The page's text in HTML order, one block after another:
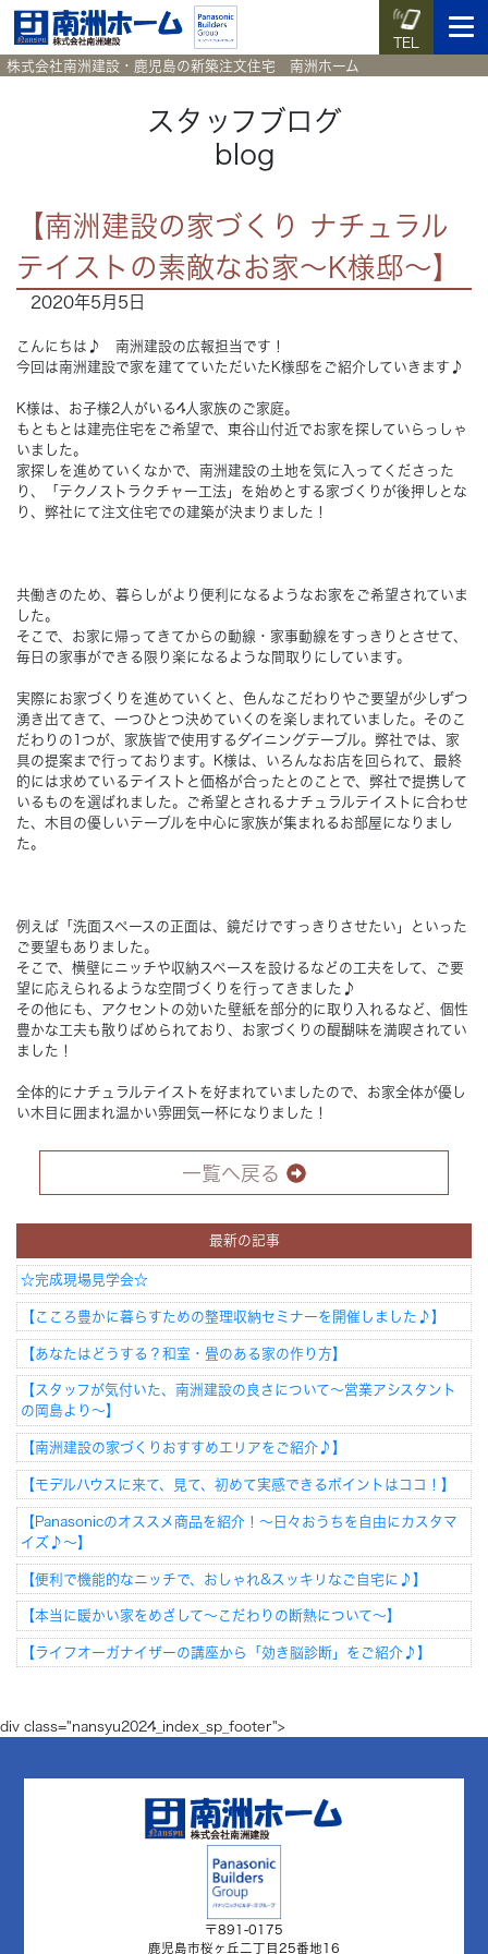
TEL
暮らしのコラム
HOME
News 新着情報
Works 施工実例集
Voice お客様の声
Blog 暮らしのコラム
Techno EX テクノストラクチャーEX
株式会社南洲建設・鹿児島の新築注文住宅 南洲ホーム
スタッフブログ
blog
【南洲建設の家づくり ナチュラル
テイストの素敵なお家～K様邸～】
2020年5月5日
こんにちは♪ 南洲建設の広報担当です！
今回は南洲建設で家を建てていただいたK様邸をご紹介していきます♪
K様は、お子様2人がいる4人家族のご家庭。
もともとは建売住宅をご希望で、東谷山付近でお家を探していらっしゃ
いました。
家探しを進めていくなかで、南洲建設の土地を気に入ってくださった
り、「テクノストラクチャー工法」を始めとする家づくりが後押しとな
り、弊社にて注文住宅での建築が決まりました！
共働きのため、暮らしがより便利になるようなお家をご希望されていま
した。
そこで、お家に帰ってきてからの動線・家事動線をすっきりとさせて、
毎日の家事ができる限り楽になるような間取りにしています。
実際にお家づくりを進めていくと、色んなこだわりやご要望が少しずつ
湧き出てきて、一つひとつ決めていくのを楽しまれていました。そのこ
だわりの1つが、家族皆で使用するダイニングテーブル。弊社では、家
具の提案まで行っております。K様は、いろんなお店を回られて、最終
的には求めているテイストと価格が合ったとのことで、弊社で提携して
いるものを選ばれました。ご希望とされるナチュラルテイストに合わせ
た、木目の優しいテーブルを中心に家族が集まれるお部屋になりまし
た。
例えば「洗面スペースの正面は、鏡だけですっきりさせたい」といった
ご要望もありました。
そこで、横壁にニッチや収納スペースを設けるなどの工夫をして、ご要
望に応えられるような空間づくりを行ってきました♪
その他にも、アクセントの効いた壁紙を部分的に取り入れるなど、個性
豊かな工夫も散りばめられており、お家づくりの醍醐味を満喫されてい
ました！
全体的にナチュラルテイストを好まれていましたので、お家全体が優し
い木目に囲まれ温かい雰囲気一杯になりました！
一覧へ戻る
最新の記事
☆完成現場見学会☆
【こころ豊かに暮らすための整理収納セミナーを開催しました♪】
【あなたはどうする？和室・畳のある家の作り方】
【スタッフが気付いた、南洲建設の良さについて～営業アシスタント
の岡島より～】
【南洲建設の家づくりおすすめエリアをご紹介♪】
【モデルハウスに来て、見て、初めて実感できるポイントはココ！】
【Panasonicのオススメ商品を紹介！～日々おうちを自由にカスタマ
イズ♪～】
【便利で機能的なニッチで、おしゃれ&スッキリなご自宅に♪】
【本当に暖かい家をめざして～こだわりの断熱について～】
【ライフオーガナイザーの講座から「効き脳診断」をご紹介♪】
div class="nansyu2024_index_sp_footer">
〒891-0175
鹿児島市桜ヶ丘二丁目25番地16